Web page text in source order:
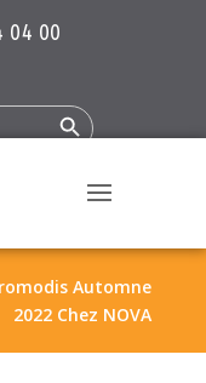
04 00
Search Button
Automne
2022 Chez NOVA